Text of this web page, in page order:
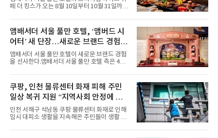
다른 매력을 선보였다. 브브걸은 다채로운 여름
패션을 완벽하게 소화하며 보
페 더 킹스가 오는 8월 10일부터 10월 31일까지
즈’를 선보인다.앰배서더 서울 풀만 호텔 측은
“요일마다 다른 즐거움과 한층 깊어진 미식의 여
유를 경험할 수 있도록 기획했다”고 밝혔다.먼저
월요일과 화요일에는 한 주의 문을 여는 여유로
운 식사를 테마로 다양한 혜택이 마련된다. 런치
이용 시 성인 5인 이상 사전 예약 고객에게 성인
1인 무료 혜택을 제공하며, 디너 이용 시에는 성
유료 회원 고객을 대상으로 5% 추가 할인 또는
바우처 1매 추가
앰배서더 서울 풀만 호텔, ‘앰버드 시
어터’ 새 단장…새로운 브랜드 경험 선
사
앰배서더 서울 풀만 호텔이 새로운 브랜드 경험
을 선사한다.앰배서더 서울 풀만 호텔 측은 4일
이야기를 담은 인형 극장 콘셉트의 공간 ‘앰버드
시어터(Ambird Theater)’를 새롭게 선보인
다”고 밝혔다.앰배서더 서울 풀만 호텔은 로비
한편에 마련된 앰버드 존을 통해 앰버드의 세계
관을 소개해왔다. 앰버드 존은 앰버드가 우주여
행 중 수집한 다양한 굿즈를 전시한 '앰버드 플래
닛(Ambird Planet)과 계절별 플라워 연출로 사
쿠팡, 인천 물류센터 화재 피해 주민
일상 복귀 지원 “지역사회 안정에 총
력”
인천 서해구 석남동 쿠팡 물류센터 화재로 인해
임시 대피소 생활을 지속해온 주민들이 생활 터
필먼트서비스(CFS)가 지난 28일부터 화재 피해